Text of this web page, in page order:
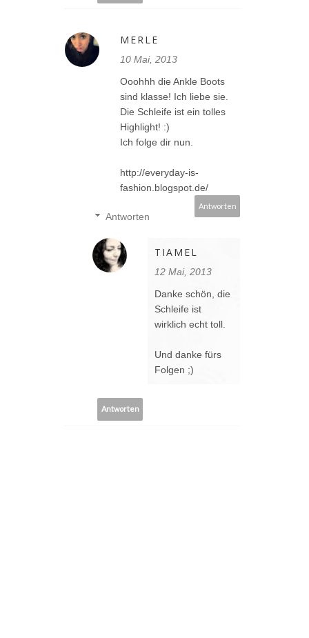
MERLE
10 Mai, 2013
Ooohhh die Ankle Boots
sind klasse! Ich liebe sie.
Die Schleife ist ein tolles
Highlight! :)
Ich folge dir nun.
http://everyday-is-
fashion.blogspot.de/
Antworten
Antworten
TIAMEL
12 Mai, 2013
Danke schön, die
Schleife ist
wirklich echt toll.
Und danke fürs
Folgen ;)
Antworten